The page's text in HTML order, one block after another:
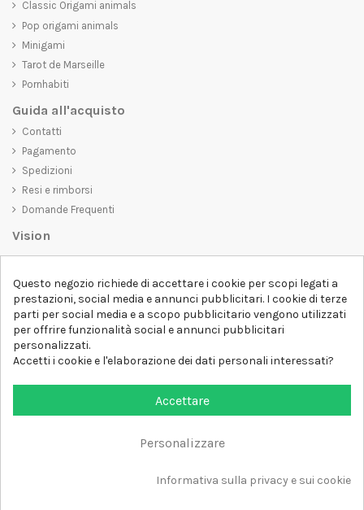
Classic Origami animals
Pop origami animals
Minigami
Tarot de Marseille
Pornhabiti
Guida all'acquisto
Contatti
Pagamento
Spedizioni
Resi e rimborsi
Domande Frequenti
Vision
belli da vedere, ma che trasmettano anche un messaggio importante.
Che siate alla ricerca di una t-shirt unica e di tendenza, di una felpa
comoda e accogliente o di un accessorio esclusivo,D-SHIRTha
qualcosa per tutti.
Follow us
Questo negozio richiede di accettare i cookie per scopi legati a
prestazioni, social media e annunci pubblicitari. I cookie di terze
parti per social media e a scopo pubblicitario vengono utilizzati
per offrire funzionalità social e annunci pubblicitari
personalizzati.
Accetti i cookie e l'elaborazione dei dati personali interessati?
Accettare
Personalizzare
Informativa sulla privacy e sui cookie